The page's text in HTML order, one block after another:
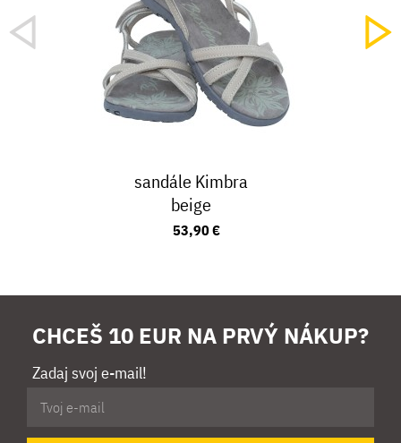
sandále Kimbra
beige
53,90 €
CHCEŠ 10 EUR NA PRVÝ NÁKUP?
Zadaj svoj e-mail!